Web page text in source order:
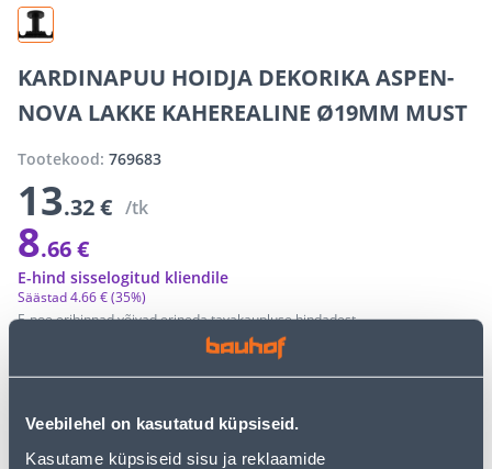
Veebilehel on kasutatud küpsiseid.
Kasutame küpsiseid sisu ja reklaamide
KARDINAPUU HOIDJA DEKORIKA ASPEN-
NOVA LAKKE KAHEREALINE Ø19MM MUST
Tootekood: 769683
13.32 € /tk
8.66 €
E-poe erihinnad võivad erineda tavakaupluse hindadest
Säästad4.66 €(35%)
E-hind sisselogitud kliendile
− + LISA OSTUKORVI